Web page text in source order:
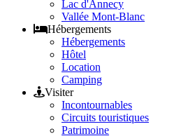
Lac d'Annecy
Vallée Mont-Blanc
Hébergements
Hébergements
Hôtel
Location
Camping
Visiter
Incontournables
Circuits touristiques
Patrimoine